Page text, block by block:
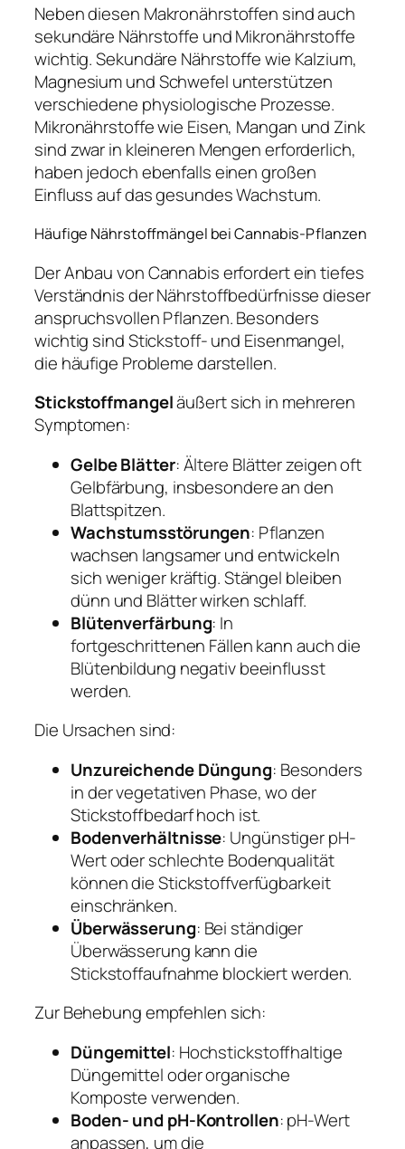
Neben diesen Makronährstoffen sind auch
sekundäre Nährstoffe und Mikronährstoffe
wichtig. Sekundäre Nährstoffe wie Kalzium,
Magnesium und Schwefel unterstützen
verschiedene physiologische Prozesse.
Mikronährstoffe wie Eisen, Mangan und Zink
sind zwar in kleineren Mengen erforderlich,
haben jedoch ebenfalls einen großen
Einfluss auf das gesundes Wachstum.
Häufige Nährstoffmängel bei Cannabis-Pflanzen
Der Anbau von Cannabis erfordert ein tiefes
Verständnis der Nährstoffbedürfnisse dieser
anspruchsvollen Pflanzen. Besonders
wichtig sind Stickstoff- und Eisenmangel,
die häufige Probleme darstellen.
Stickstoffmangeläußert sich in mehreren
Symptomen:
Gelbe Blätter: Ältere Blätter zeigen oft
Gelbfärbung, insbesondere an den
Blattspitzen.
Wachstumsstörungen: Pflanzen
wachsen langsamer und entwickeln
sich weniger kräftig. Stängel bleiben
dünn und Blätter wirken schlaff.
Blütenverfärbung: In
fortgeschrittenen Fällen kann auch die
Blütenbildung negativ beeinflusst
werden.
Die Ursachen sind:
Unzureichende Düngung: Besonders
in der vegetativen Phase, wo der
Stickstoffbedarf hoch ist.
Bodenverhältnisse: Ungünstiger pH-
Wert oder schlechte Bodenqualität
können die Stickstoffverfügbarkeit
einschränken.
Überwässerung: Bei ständiger
Überwässerung kann die
Stickstoffaufnahme blockiert werden.
Zur Behebung empfehlen sich:
Düngemittel: Hochstickstoffhaltige
Düngemittel oder organische
Komposte verwenden.
Boden- und pH-Kontrollen: pH-Wert
anpassen, um die